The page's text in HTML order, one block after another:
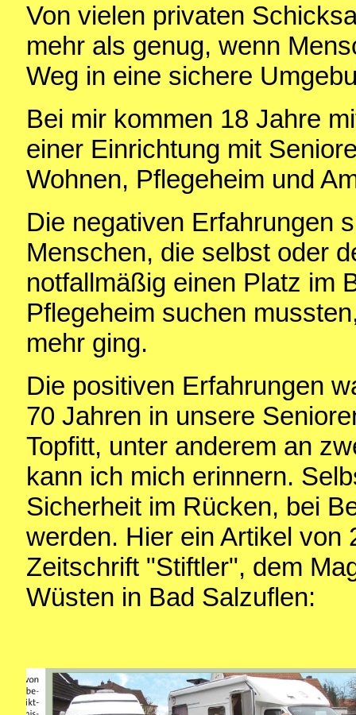
Von vielen privaten
mehr als genug, wenn
Weg in eine sichere
Bei mir kommen 18 Jahre
einer Einrichtung mit
Wohnen, Pflegeheim und
Die negativen Erfahrungen
Menschen, die selbst oder
notfallmäßig einen Platz im
Pflegeheim suchen
mehr ging.
Die positiven Erfahrungen
70 Jahren in unsere
Topfitt, unter anderem an
kann ich mich erinnern.
Sicherheit im Rücken, bei
werden. Hier ein Artikel von
Zeitschrift "Stiftler", dem
Wüsten in Bad Salzuflen: